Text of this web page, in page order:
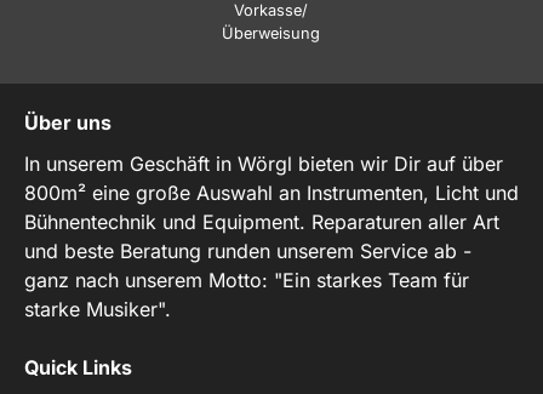
Vorkasse/
Überweisung
Über uns
In unserem Geschäft in Wörgl bieten wir Dir auf über
800m² eine große Auswahl an Instrumenten, Licht und
Bühnentechnik und Equipment. Reparaturen aller Art
und beste Beratung runden unserem Service ab -
ganz nach unserem Motto: "Ein starkes Team für
starke Musiker".
Quick Links